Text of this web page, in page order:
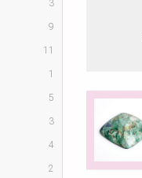
3
9
11
1
5
3
4
2